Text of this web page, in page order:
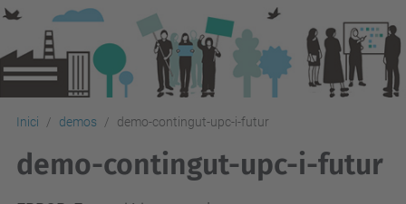
Inici demos demo-contingut-upc-i-futur
demo-contingut-upc-i-futur